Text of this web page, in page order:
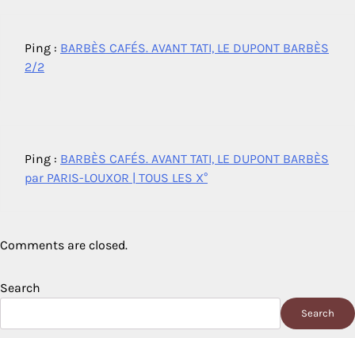
Ping : BARBÈS CAFÉS. AVANT TATI, LE DUPONT BARBÈS
2/2
Ping : BARBÈS CAFÉS. AVANT TATI, LE DUPONT BARBÈS
par PARIS-LOUXOR | TOUS LES X°
Comments are closed.
Search
Search